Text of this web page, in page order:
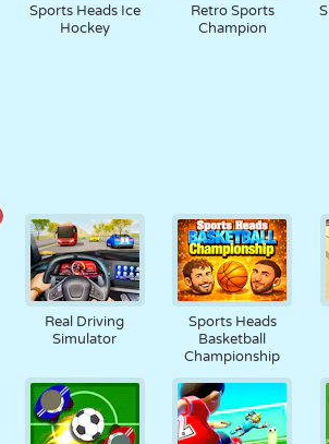
Sports Heads Ice
Hockey
Retro Sports
Champion
Real Driving
Simulator
Sports Heads
Basketball
Championship